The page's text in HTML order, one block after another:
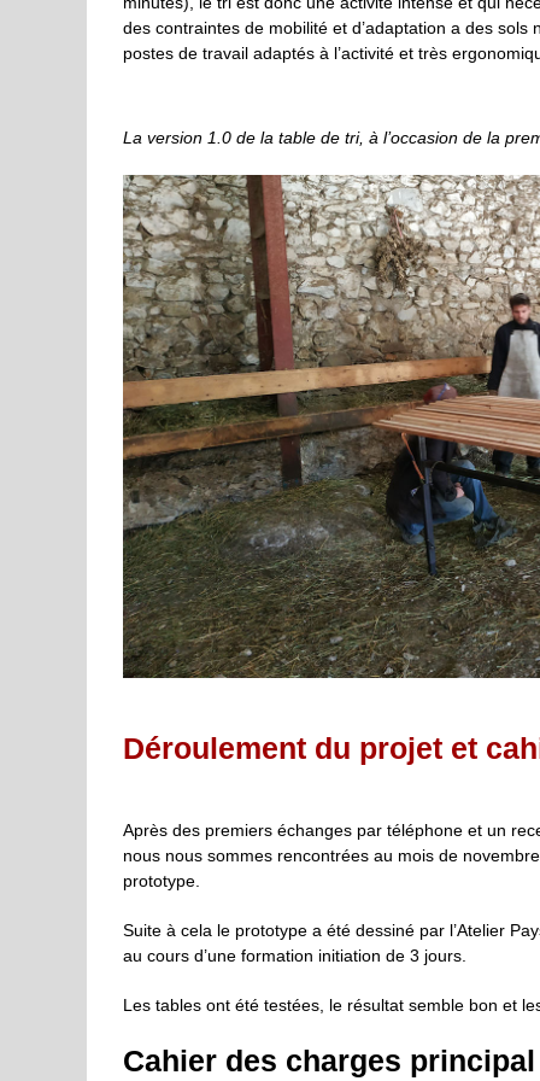
des contraintes de mobilité et d’adaptation a des
postes de travail adaptés à l’activité et très
La version 1.0 de la table de tri, à l’occasion de la
Déroulement du projet et
Après des premiers échanges par téléphone et un
nous nous sommes rencontrées au mois de
prototype.
Suite à cela le prototype a été dessiné par l’Atelier
au cours d’une formation initiation de 3 jours.
Les tables ont été testées, le résultat semble bon et
Cahier des charges